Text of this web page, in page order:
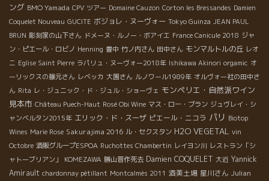
ング BMO Yamada CPV ツアー Domaine Cauzon Corton les Bressandes Damien
Coquelet Nouveau GUCITE ボジョレ・ヌーヴォー Tokyo Guinza JEAN PAUL
BRUN 彫刻家の山下さん ドメーヌ・ルノー・ボアイエ France Canicule 2018 ジャ
ン・ピエール・ロビノ Henning 豊中 竹ノ内さん 田中さん モンマルトルの丘 レオ
ニ Eglise Saint Pierre ラパリュ・ヌーヴォー2018年 Ishikawa Akinori orgamic オ
ーリックスの藤元さん レベッカ 大園さん ルノワール1989年 オルヴォー社の田中さ
ん Rita レ・ジュニック・ド・ジュル・ショーヴェ モンペリエ・自然派ワイン
見本市 Château Puech-Haut Rosé Obi Wine マス・ロー・ブラン ジュヴレイ・シ
ャンベルタン2015年 エリック・ド・スーザ ピエール・ニコラ パリ Biotop
Wines Marie Rose Sakurajima 2016 ル・セクスタン H2O VEGETAL vin
Octobre 酒販グループESPOA Ruchottes Chambertin レイヨン川 レストラン「シ
ャトーブリアン」
KOMEZAWA 勝山晋作死去 Damien COQUELET 大近 Yannick
Amirault chardonnay pétillant Montcalmès 2011 酒美土場 星川さん Julian